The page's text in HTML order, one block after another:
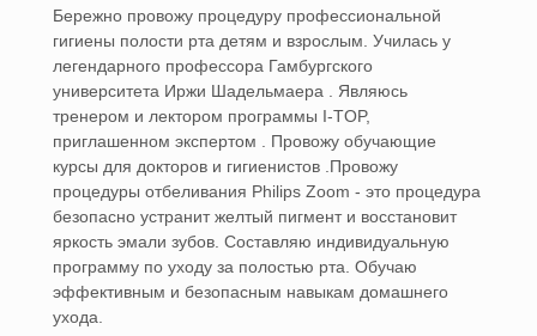
Бережно провожу процедуру профессиональной
гигиены полости рта детям и взрослым. Училась у
легендарного профессора Гамбургского
университета Иржи Шадельмаера . Являюсь
тренером и лектором программы I-TOP,
приглашенном экспертом . Провожу обучающие
курсы для докторов и гигиенистов .Провожу
процедуры отбеливания Philips Zoom - это процедура
безопасно устранит желтый пигмент и восстановит
яркость эмали зубов. Составляю индивидуальную
программу по уходу за полостью рта. Обучаю
эффективным и безопасным навыкам домашнего
ухода.